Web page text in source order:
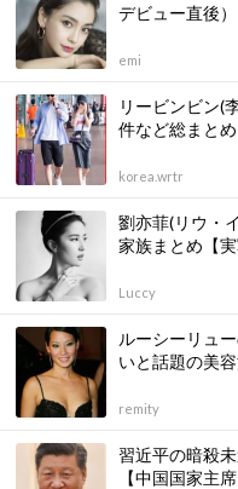
デビュー直後
emi
リービンビン(
件など総まとめ
korea.wrtr
劉亦菲(リウ・
家族まとめ【
Luccy
ルーシーリュ
いと話題の美
remity
習近平の暗殺
【中国国家主席